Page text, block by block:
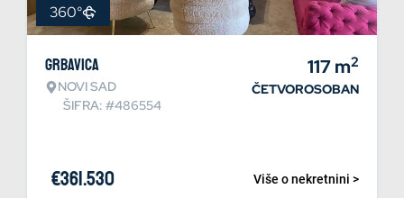
360°
Grbavica
NOVI SAD
ŠIFRA: #486554
117m2
ČETVOROSOBAN
Više o nekretnini >
€361.530